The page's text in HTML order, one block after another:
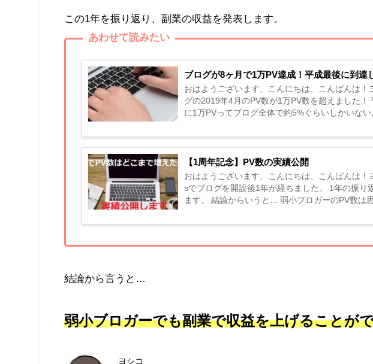
この1年を振り返り、副業の収益を発表します。
あわせて読みたい
ブログが8ヶ月で1万PV達成！平成最後に到達
おはようございます、こんにちは、こんばんは！ヨシローです。
グの2019年4月のPV数が1万PV数を超えました！ 平成最後に到達できたんです。 ちなみ
に1万PVってブログ全体で約5%ぐらいしかいないんですよね。 少し
【1周年記念】PV数の実績公開
おはようございます、こんにちは、こんばんは！ヨシローです。
sでブログを開設後1年が経ちました。 1年の振り
ます。 結論からいうと… 弱小ブロガーのPV数は思ったほど増えていません。 ヨシロー
結論から言うと…
弱小ブロガーでも副業で収益を上げることが
ヨシコ